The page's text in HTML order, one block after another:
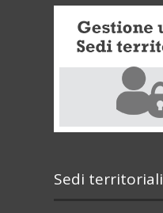
Sedi territoriali